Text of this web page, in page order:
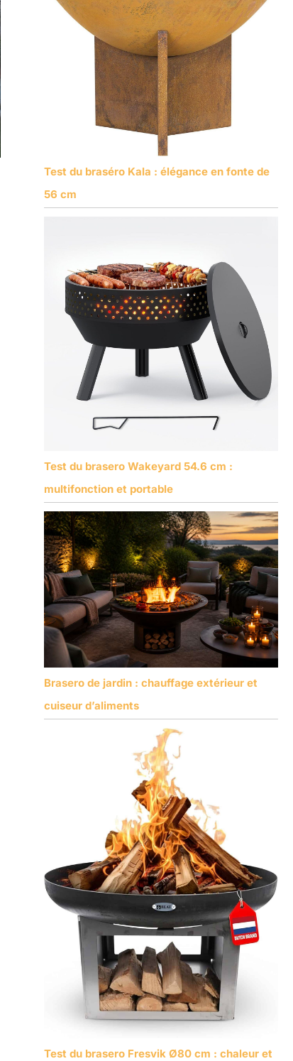
Test du braséro Kala : élégance en fonte de
56 cm
Test du brasero Wakeyard 54.6 cm :
multifonction et portable
Brasero de jardin : chauffage extérieur et
cuiseur d’aliments
Test du brasero Fresvik Ø80 cm : chaleur et